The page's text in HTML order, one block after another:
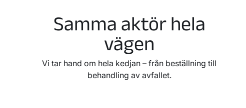
Samma aktör hela
vägen
Vi tar hand om hela kedjan – från beställning till
behandling av avfallet.